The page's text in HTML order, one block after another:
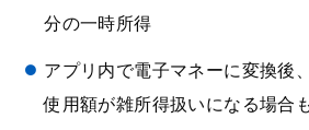
分の一時所得
アプリ内で電子マネーに変換後
使用額が雑所得扱いになる場合